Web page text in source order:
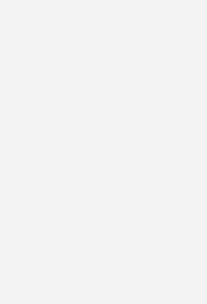
kommunizierten Leitplanken
Ansätzen, die es jetzt in
gilt, so der Verband. Die
mehr Flexibilität für die
und die Möglichkeit stärken, auf
Lösung zu
durch eine transparente
Hier bedarf es dringend
damit die Hauseigentümer
können, mahnt der BDH. Die
der